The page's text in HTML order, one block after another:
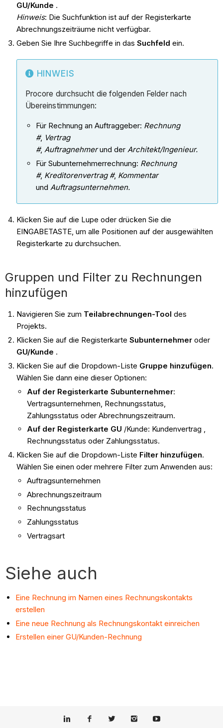
GU/Kunde .
Hinweis: Die Suchfunktion ist auf der Registerkarte
Abrechnungszeiträume nicht verfügbar.
Geben Sie Ihre Suchbegriffe in das Suchfeld ein.
HINWEIS
Procore durchsucht die folgenden Felder nach
Übereinstimmungen:
Für Rechnung an Auftraggeber: Rechnung
#, Vertrag
#, Auftragnehmerund der Architekt/Ingenieur.
Für Subunternehmerrechnung: Rechnung
#, Kreditorenvertrag #, Kommentar
und Auftragsunternehmen.
Klicken Sie auf die Lupe oder drücken Sie die
EINGABETASTE, um alle Positionen auf der ausgewählten
Registerkarte zu durchsuchen.
Gruppen und Filter zu Rechnungen
hinzufügen
Navigieren Sie zum Teilabrechnungen-Tool des
Projekts.
Klicken Sie auf die Registerkarte Subunternehmer oder
GU/Kunde .
Klicken Sie auf die Dropdown-Liste Gruppe hinzufügen.
Wählen Sie dann eine dieser Optionen:
Auf der Registerkarte Subunternehmer:
Vertragsunternehmen, Rechnungsstatus,
Zahlungsstatus oder Abrechnungszeitraum.
Auf der Registerkarte GU /Kunde: Kundenvertrag ,
Rechnungsstatus oder Zahlungsstatus.
Klicken Sie auf die Dropdown-Liste Filter hinzufügen.
Wählen Sie einen oder mehrere Filter zum Anwenden aus:
Auftragsunternehmen
Abrechnungszeitraum
Rechnungsstatus
Zahlungsstatus
Vertragsart
Siehe auch
Eine Rechnung im Namen eines Rechnungskontakts
erstellen
Eine neue Rechnung als Rechnungskontakt einreichen
Erstellen einer GU/Kunden-Rechnung